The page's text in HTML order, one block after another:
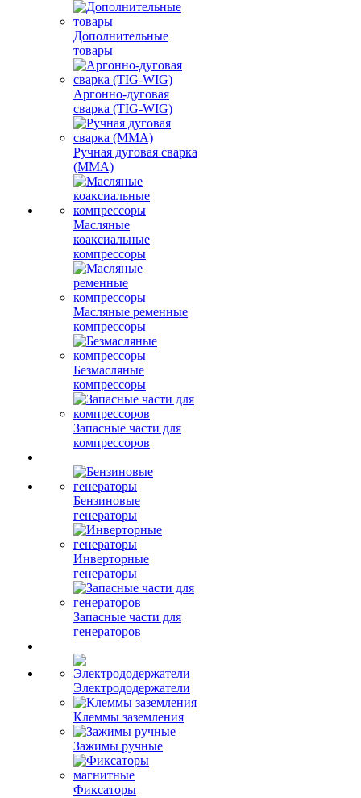
Дополнительные
товары
Аргонно-дуговая
сварка (TIG-WIG)
Ручная дуговая сварка
(MMA)
Масляные
коаксиальные
компрессоры
Масляные ременные
компрессоры
Безмасляные
компрессоры
Запасные части для
компрессоров
Бензиновые
генераторы
Инверторные
генераторы
Запасные части для
генераторов
Электрододержатели
Клеммы заземления
Зажимы ручные
Фиксаторы